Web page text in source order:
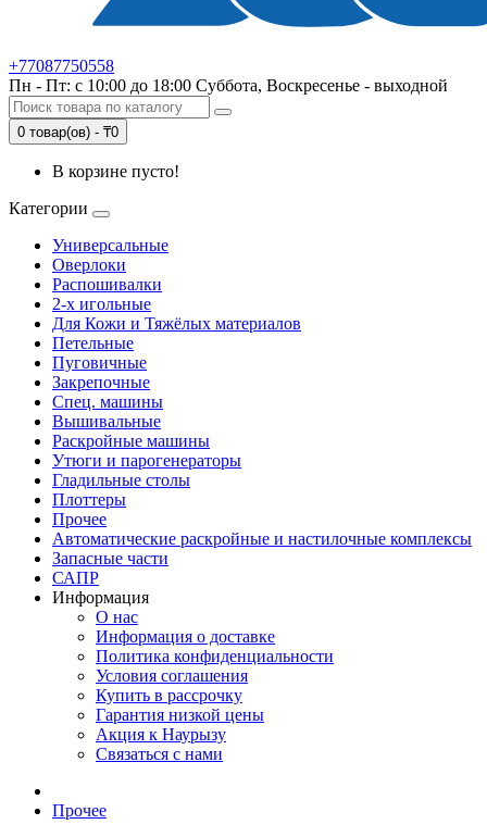
+77087750558
Пн - Пт: с 10:00 до 18:00 Суббота, Воскресенье - выходной
0 товар(ов) - ₸0
В корзине пусто!
Категории
Универсальные
Оверлоки
Распошивалки
2-х игольные
Для Кожи и Тяжёлых материалов
Петельные
Пуговичные
Закрепочные
Спец. машины
Вышивальные
Раскройные машины
Утюги и парогенераторы
Гладильные столы
Плоттеры
Прочее
Автоматические раскройные и настилочные комплексы
Запасные части
САПР
Информация
О нас
Информация о доставке
Политика конфиденциальности
Условия соглашения
Купить в рассрочку
Гарантия низкой цены
Акция к Наурызу
Связаться с нами
Прочее